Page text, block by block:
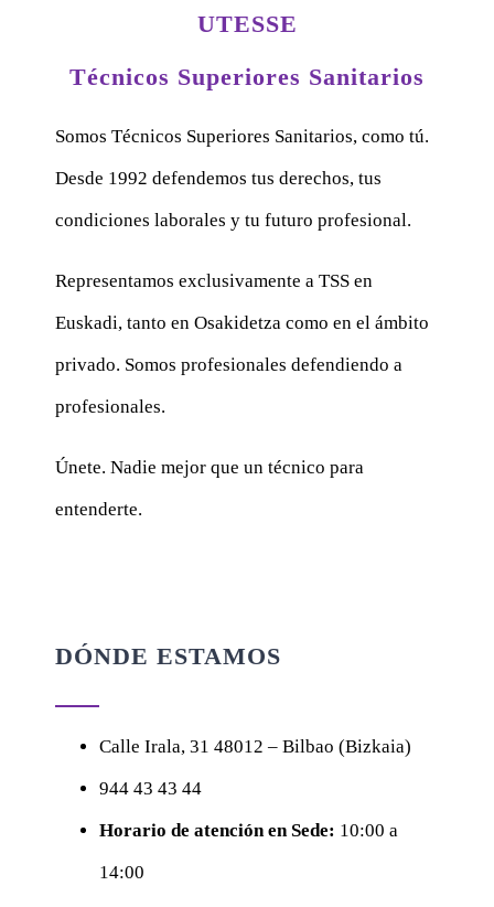
UTESSE
Técnicos Superiores Sanitarios
Somos Técnicos Superiores Sanitarios, como tú.
Desde 1992 defendemos tus derechos, tus
condiciones laborales y tu futuro profesional.
Representamos exclusivamente a TSS en
Euskadi, tanto en Osakidetza como en el ámbito
privado. Somos profesionales defendiendo a
profesionales.
Únete. Nadie mejor que un técnico para
entenderte.
DÓNDE ESTAMOS
Calle Irala, 31 48012 – Bilbao (Bizkaia)
944 43 43 44
Horario de atención en Sede: 10:00 a
14:00